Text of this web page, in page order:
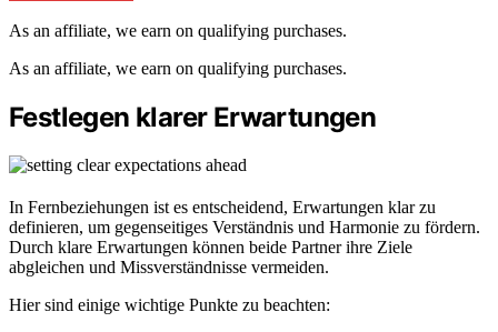
As an affiliate, we earn on qualifying purchases.
As an affiliate, we earn on qualifying purchases.
Festlegen klarer Erwartungen
In Fernbeziehungen ist es entscheidend, Erwartungen klar zu
definieren, um gegenseitiges Verständnis und Harmonie zu fördern.
Durch klare Erwartungen können beide Partner ihre Ziele
abgleichen und Missverständnisse vermeiden.
Hier sind einige wichtige Punkte zu beachten: